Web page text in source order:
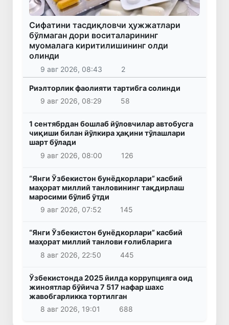
Сифатини тасдиқловчи ҳужжатлари
бўлмаган дори воситаларининг
муомалага киритилишининг олди
олинди
9 авг 2026, 08:43 2
Риэлторлик фаолияти тартибга солинди
9 авг 2026, 08:29
58
1 сентябрдан бошлаб йўловчилар автобусга
чиқиши билан йўлкира ҳақини тўлашлари
шарт бўлади
9 авг 2026, 08:00
126
“Янги Ўзбекистон бунёдкорлари” касбий
маҳорат миллий танловининг тақдирлаш
маросими бўлиб ўтди
9 авг 2026, 07:52
145
“Янги Ўзбекистон бунёдкорлари” касбий
маҳорат миллий танлови ғолибларига
8 авг 2026, 22:50
445
Ўзбекистонда 2025 йилда коррупцияга оид
жиноятлар бўйича 7 517 нафар шахс
жавобгарликка тортилган
8 авг 2026, 19:01
688